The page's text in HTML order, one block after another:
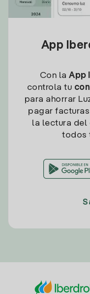
App
Con la App
controla tu
para ahorrar
pagar
la lectura del
todos